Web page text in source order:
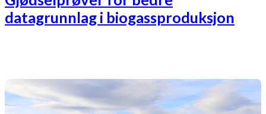
datagrunnlag i biogassproduksjon